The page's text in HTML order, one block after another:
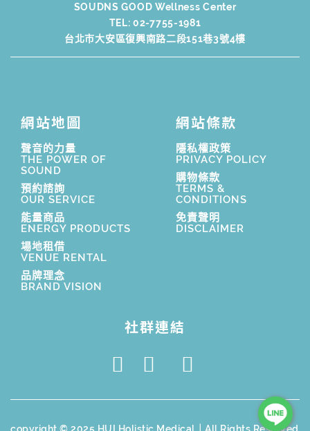
SOUDNS GOOD Wellness Center
TEL:02-7755-1981
台北市大安區復興南路二段151巷3號4樓
網站地圖
聲音的力量
THE POWER OF
SOUND
預約諮詢
OUR SERVICE
能量商品
ENERGY PRODUCTS
場地租借
VENUE RENTAL
品牌理念
BRAND VISION
網站條款
隱私權政策
PRIVACY POLICY
購物條款
TERMS &
CONDITIONS
免責聲明
DISCLAIMER
社群連結